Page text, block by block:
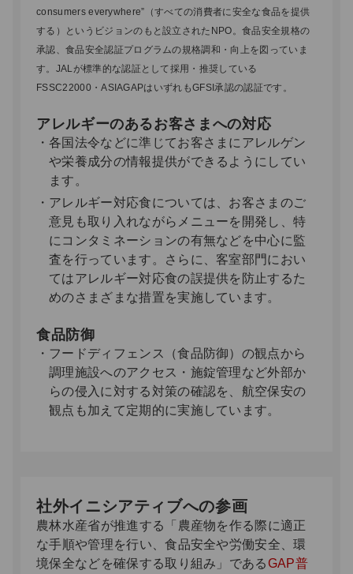
consumers everywhere”（すべての消費者に安全な食品を提供
する）というビジョンのもと設立されたNPO。食品安全規格の
承認、食品安全認証プログラムの規格調和・向上を図っていま
す。JALが標準的な認証として採用・推奨している
FSSC22000・ASIAGAPはいずれもGFSI承認の認証です。
アレルギーのあるお客さまへの対応
各国法令などに準じてお客さまにアレルゲン
や栄養成分の情報提供ができるようにしてい
ます。
アレルギー対応食については、お客さまのご
意見も取り入れながらメニューを開発し、特
にコンタミネーションの有無などを中心に監
査を行っています。さらに、客室部門におい
てはアレルギー対応食の誤提供を防止するた
めのさまざまな措置を実施しています。
食品防御
フードディフェンス（食品防御）の観点から
調理施設へのアクセス・施錠管理など外部か
らの侵入に対する対策の確認を、航空保安の
観点も加えて定期的に実施しています。
社外イニシアティブへの参画
農林水産省が推進する「農産物を作る際に適正
な手順や管理を行い、食品安全や労働安全、環
境保全などを確保する取り組み」であるGAP普